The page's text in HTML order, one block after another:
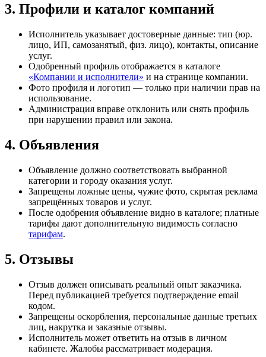
3. Профили и каталог компаний
Исполнитель указывает достоверные данные: тип (юр.
лицо, ИП, самозанятый, физ. лицо), контакты, описание
услуг.
Одобренный профиль отображается в каталоге
«Компании и исполнители» и на странице компании.
Фото профиля и логотип — только при наличии прав на
использование.
Администрация вправе отклонить или снять профиль
при нарушении правил или закона.
4. Объявления
Объявление должно соответствовать выбранной
категории и городу оказания услуг.
Запрещены ложные цены, чужие фото, скрытая реклама
запрещённых товаров и услуг.
После одобрения объявление видно в каталоге; платные
тарифы дают дополнительную видимость согласно
тарифам.
5. Отзывы
Отзыв должен описывать реальный опыт заказчика.
Перед публикацией требуется подтверждение email
кодом.
Запрещены оскорбления, персональные данные третьих
лиц, накрутка и заказные отзывы.
Исполнитель может ответить на отзыв в личном
кабинете. Жалобы рассматривает модерация.